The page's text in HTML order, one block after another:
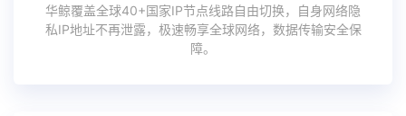
华鲸覆盖全球40+国家IP节点线路自由切换，自身网络隐
私IP地址不再泄露，极速畅享全球网络，数据传输安全保
障。